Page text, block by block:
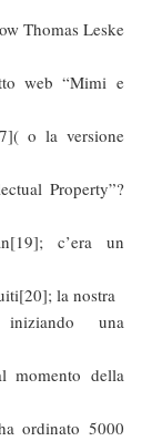
Thomas Leske
web “Mimi e
o la versione
Property”?
c’era un
la nostra
iniziando una
momento della
ordinato 5000